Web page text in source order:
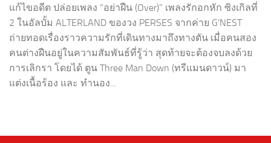
แก้ไขอดีต ปล่อยเพลง “อย่าฝืน (Over)” เพลงรักอกหัก ซิงเกิลที่
2 ในอัลบั้ม ALTERLAND ของวง PERSES จากค่าย G’NEST
ถ่ายทอดเรื่องราวความรักที่เดินทางมาถึงทางตัน เมื่อคนสอง
คนต่างฝืนอยู่ในความสัมพันธ์ที่รู้ว่า สุดท้ายจะต้องจบลงด้วย
การเลิกรา โดยได้ ตูน Three Man Down (ทรีแมนดาวน์) มา
แต่งเนื้อร้อง และ ทำนอง...